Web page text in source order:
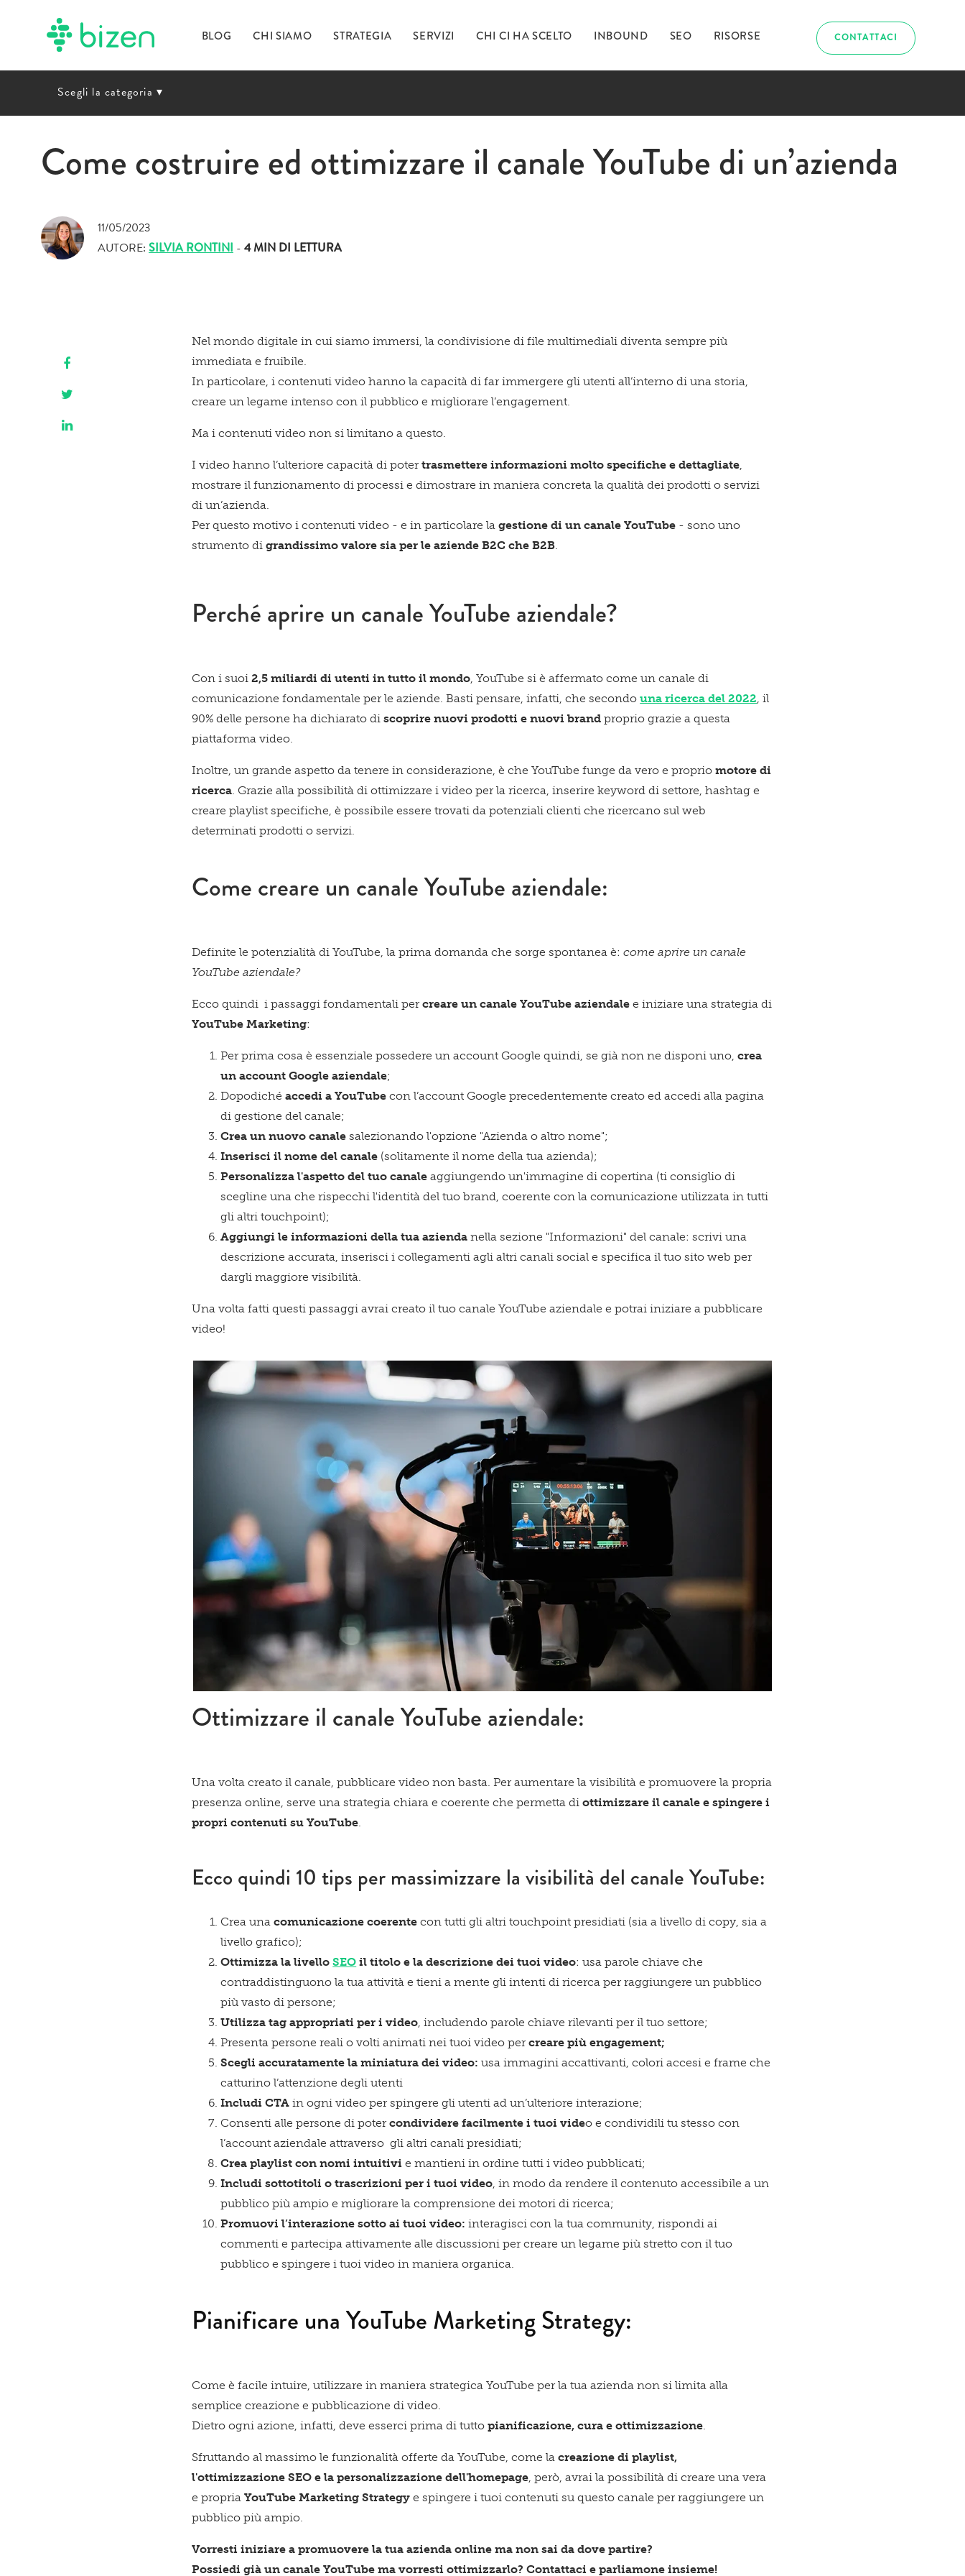
BLOG CHI SIAMO STRATEGIA SERVIZI CHI CI HA SCELTO INBOUND SEO RISORSE CONTATTACI
Ti abbiamo
Questo
spazio è per
te!
Confermo di aver preso visione dell'Informativa sul trattamento dei dati
Scegli la categoria ▾
Come costruire ed ottimizzare il canale YouTube di un’azienda
11/05/2023
AUTORE: SILVIA RONTINI - 4 MIN DI LETTURA
Nel mondo digitale in cui siamo immersi, la condivisione di file multimediali diventa sempre più
immediata e fruibile.
In particolare, i contenuti video hanno la capacità di far immergere gli utenti all’interno di una storia,
creare un legame intenso con il pubblico e migliorare l’engagement.
Ma i contenuti video non si limitano a questo.
I video hanno l’ulteriore capacità di potertrasmettere informazioni molto specifiche e dettagliate,
mostrare il funzionamento di processi e dimostrare in maniera concreta la qualità dei prodotti o servizi
di un’azienda.
Per questo motivo i contenuti video - e in particolare lagestione di un canale YouTube - sono uno
strumento digrandissimo valore sia per le aziende B2C che B2B.
Perché aprire un canale YouTube aziendale?
Con i suoi2,5 miliardi di utenti in tutto il mondo, YouTube si è affermato come un canale di
comunicazione fondamentale per le aziende. Basti pensare, infatti, che secondouna ricerca del 2022, il
90% delle persone ha dichiarato di scoprire nuovi prodotti e nuovi brandproprio grazie a questa
piattaforma video.
Inoltre, un grande aspetto da tenere in considerazione, è che YouTube funge da vero e proprio motore di
ricerca. Grazie alla possibilità di ottimizzare i video per la ricerca, inserire keyword di settore, hashtag e
creare playlist specifiche, è possibile essere trovati da potenziali clienti che ricercano sul web
determinati prodotti o servizi.
Come creare un canale YouTube aziendale:
Definite le potenzialità di YouTube, la prima domanda che sorge spontanea è:come aprire un canale
YouTube aziendale?
Ecco quindi i passaggi fondamentali percreare un canale YouTube aziendalee iniziare una strategia di
YouTube Marketing:
Per prima cosa è essenziale possedere un account Google quindi, se già non ne disponi uno,crea
un account Google aziendale;
Dopodichéaccedi a YouTube con l’account Google precedentemente creato ed accedi alla pagina
di gestione del canale;
Crea un nuovo canale salezionando l'opzione "Azienda o altro nome";
Inserisci il nome del canale (solitamente il nome della tua azienda);
Personalizza l'aspetto del tuo canaleaggiungendo un'immagine di copertina (ti consiglio di
scegline una che rispecchi l'identità del tuo brand, coerente con la comunicazione utilizzata in tutti
gli altri touchpoint);
Aggiungi le informazioni della tua azienda nella sezione "Informazioni" del canale: scrivi una
descrizione accurata, inserisci i collegamenti agli altri canali social e specifica il tuo sito web per
dargli maggiore visibilità.
Una volta fatti questi passaggi avrai creato il tuo canale YouTube aziendale e potrai iniziare a pubblicare
video!
Ottimizzare il canale YouTube aziendale:
Una volta creato il canale, pubblicare video non basta. Per aumentare la visibilità e promuovere la propria
presenza online, serve una strategia chiara e coerente che permetta diottimizzare il canale espingere i
propri contenuti su YouTube.
Ecco quindi 10 tips per massimizzare la visibilità del canale YouTube:
Crea unacomunicazione coerente con tutti gli altri touchpoint presidiati (sia a livello di copy, sia a
livello grafico);
Ottimizza la livelloSEO il titolo e la descrizione dei tuoi video: usa parole chiave che
contraddistinguono la tua attività e tieni a mente gli intenti di ricerca per raggiungere un pubblico
più vasto di persone;
Utilizza tag appropriati per i video, includendo parole chiave rilevanti per il tuo settore;
Presenta persone reali o volti animati nei tuoi video percreare più engagement;
Scegli accuratamente la miniatura dei video: usa immagini accattivanti, colori accesi e frame che
catturino l’attenzione degli utenti
Includi CTA in ogni video per spingere gli utenti ad un’ulteriore interazione;
Consenti alle persone di potercondividere facilmente i tuoi video e condividili tu stesso con
l’account aziendale attraverso gli altri canali presidiati;
Crea playlist con nomi intuitivie mantieni in ordine tutti i video pubblicati;
Includi sottotitoli o trascrizioni per i tuoi video, in modo da rendere il contenuto accessibile a un
pubblico più ampio e migliorare la comprensione dei motori di ricerca;
Promuovi l’interazione sotto ai tuoi video: interagisci con la tua community, rispondi ai
commenti e partecipa attivamente alle discussioni per creare un legame più stretto con il tuo
pubblico e spingere i tuoi video in maniera organica.
Pianificare una YouTube Marketing Strategy:
Come è facile intuire, utilizzare in maniera strategica YouTube per la tua azienda non si limita alla
semplice creazione e pubblicazione di video.
Dietro ogni azione, infatti, deve esserci prima di tuttopianificazione, cura e ottimizzazione.
Sfruttando al massimo le funzionalità offerte da YouTube, come lacreazione di playlist,
l'ottimizzazione SEO e la personalizzazione dell'homepage, però, avrai la possibilità di creare una vera
e propriaYouTube Marketing Strategy e spingere i tuoi contenuti su questo canale per raggiungere un
pubblico più ampio.
Vorresti iniziare a promuovere la tua azienda online ma non sai da dove partire?
Possiedi già un canale YouTube ma vorresti ottimizzarlo? Contattaci e parliamone insieme!